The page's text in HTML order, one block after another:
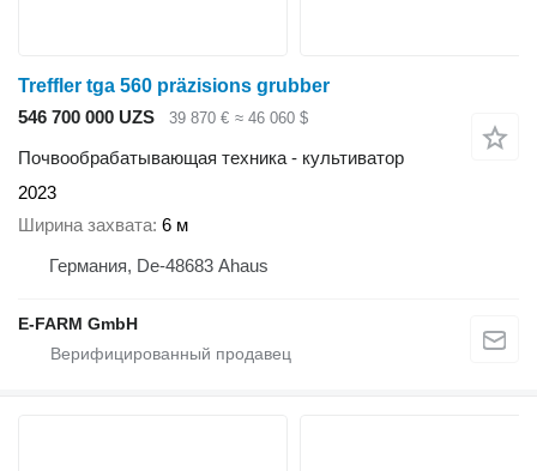
Treffler tga 560 präzisions grubber
546 700 000 UZS
39 870 € ≈ 46 060 $
Почвообрабатывающая техника - культиватор
2023
Ширина захвата 6 м
Германия, De-48683 Ahaus
E-FARM GmbH